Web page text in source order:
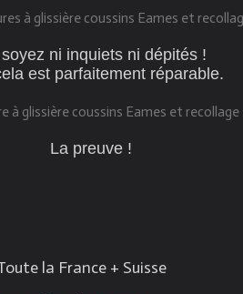
ni inquiets ni dépités !
est parfaitement réparable.
La preuve !
la France + Suisse